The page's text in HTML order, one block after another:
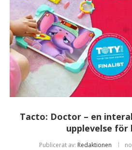
Tacto: Doctor – en
upplevelse för
Publicerat av: Redaktionen